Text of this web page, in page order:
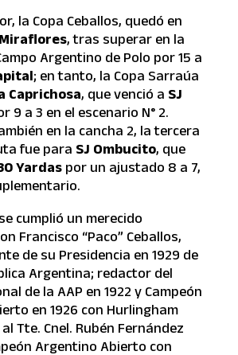
la Copa Ceballos, quedó en
, tras superar en la
Argentino de Polo por 15 a
; en tanto, la Copa Sarraúa
Caprichosa, que venció a SJ
9 a 3 en el escenario N° 2.
en la cancha 2, la tercera
fue para SJ Ombucito, que
Yardaspor un ajustado 8 a 7,
cumplió un merecido
Francisco “Paco” Ceballos,
de su Presidencia en 1929 de
Argentina; redactor del
de la AAP en 1922 y Campeón
en 1926 con Hurlingham
Tte. Cnel. Rubén Fernández
Argentino Abierto con